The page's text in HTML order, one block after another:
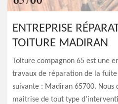
ENTREPRISE
TOITURE MADIRAN
Toiture compagnon 65 est une
travaux de réparation de la fuite
suivante : Madiran 65700. Nous
maitrise de tout type